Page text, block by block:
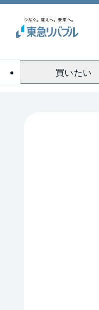
買いたい